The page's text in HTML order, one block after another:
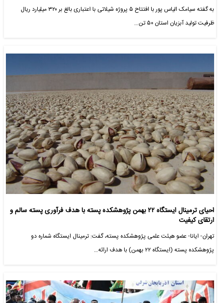
به گفته سیامک الیاس پور با افتتاح ۵ پروژه شیلاتی با اعتباری بالغ بر ۳۲۰ میلیارد ریال
ظرفیت تولید آبزیان استان ۵۰ تن…
احیای ترمینال ایستگاه ۲۲ بهمن پژوهشکده پسته با هدف فرآوری پسته سالم و
ارتقای کیفیت
تهران- ایانا- عضو هیئت علمی پژوهشکده پسته، گفت: ترمینال ایستگاه شماره دو
پژوهشکده پسته (ایستگاه ۲۲ بهمن) با هدف ارائه…